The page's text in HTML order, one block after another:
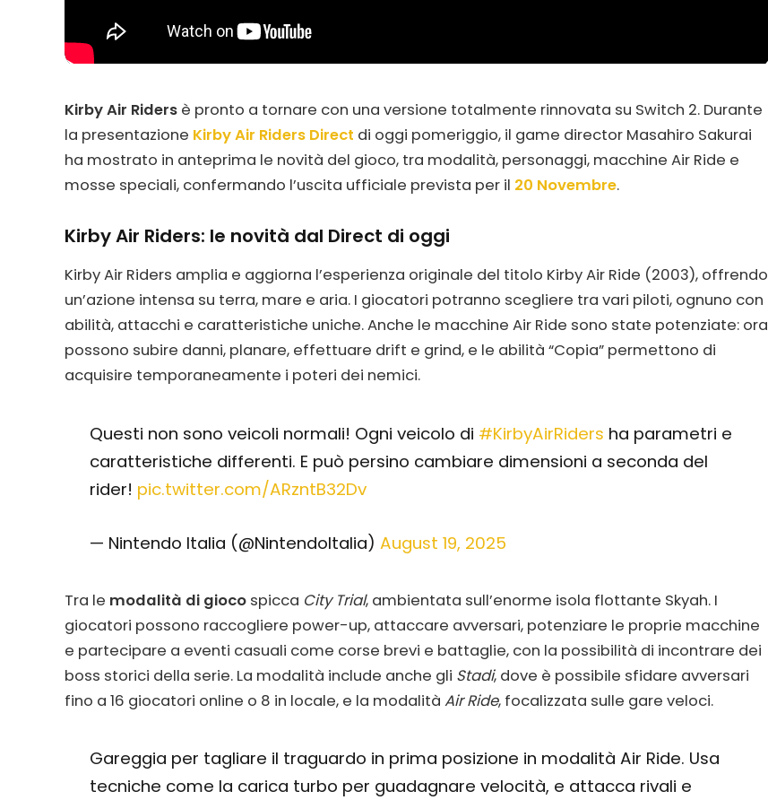
Kirby Air Riders è pronto a tornare con una versione totalmente rinnovata su Switch 2. Durante
la presentazione Kirby Air Riders Direct di oggi pomeriggio, il game director Masahiro Sakurai
ha mostrato in anteprima le novità del gioco, tra modalità, personaggi, macchine Air Ride e
mosse speciali, confermando l’uscita ufficiale prevista per il 20 Novembre.
Kirby Air Riders: le novità dal Direct di oggi
Kirby Air Riders amplia e aggiorna l’esperienza originale del titolo Kirby Air Ride (2003), offrendo
un’azione intensa su terra, mare e aria. I giocatori potranno scegliere tra vari piloti, ognuno con
abilità, attacchi e caratteristiche uniche. Anche le macchine Air Ride sono state potenziate: ora
possono subire danni, planare, effettuare drift e grind, e le abilità “Copia” permettono di
acquisire temporaneamente i poteri dei nemici.
Questi non sono veicoli normali! Ogni veicolo di #KirbyAirRiders ha parametri e
caratteristiche differenti. E può persino cambiare dimensioni a seconda del
rider! pic.twitter.com/ARzntB32Dv
— Nintendo Italia (@NintendoItalia) August 19, 2025
Tra le modalità di gioco spicca City Trial, ambientata sull’enorme isola flottante Skyah. I
giocatori possono raccogliere power-up, attaccare avversari, potenziare le proprie macchine
e partecipare a eventi casuali come corse brevi e battaglie, con la possibilità di incontrare dei
boss storici della serie. La modalità include anche gli Stadi, dove è possibile sfidare avversari
fino a 16 giocatori online o 8 in locale, e la modalità Air Ride, focalizzata sulle gare veloci.
Gareggia per tagliare il traguardo in prima posizione in modalità Air Ride. Usa
tecniche come la carica turbo per guadagnare velocità, e attacca rivali e